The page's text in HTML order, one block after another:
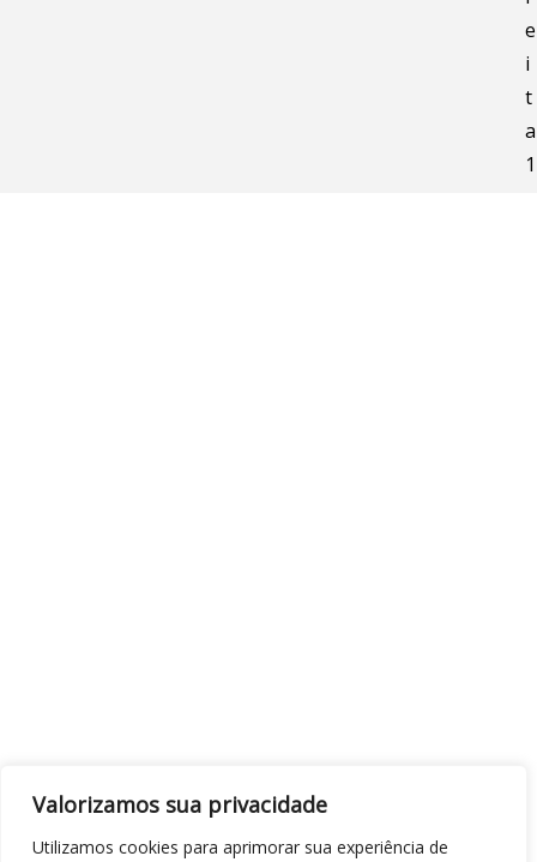
Valorizamos sua privacidade
Utilizamos cookies para aprimorar sua experiência de